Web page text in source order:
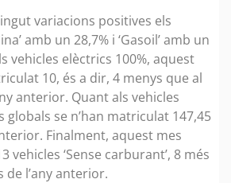
variacions positives els
amb un 28,7% i ‘Gasoil’ amb un
vehicles elèctrics 100%, aquest
10, és a dir, 4 menys que al
anterior. Quant als vehicles
se n’han matriculat 147,45
Finalment, aquest mes
vehicles ‘Sense carburant’, 8 més
de l’any anterior.